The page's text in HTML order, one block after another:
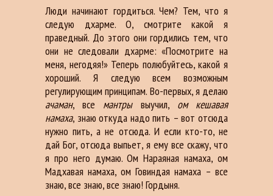
Люди начинают гордиться. Чем? Тем, что я
следую дхарме. О, смотрите какой я
праведный. До этого они гордились тем, что
они не следовали дхарме: «Посмотрите на
меня, негодяя!» Теперь полюбуйтесь, какой я
хороший. Я следую всем возможным
регулирующим принципам. Во-первых, я делаю
ачаман, все мантрывыучил, ом кешавая
намаха, знаю откуда надо пить – вот отсюда
нужно пить, а не отсюда. И если кто-то, не
дай Бог, отсюда выпьет, я ему все скажу, что
я про него думаю. Ом Нараяная намаха, ом
Мадхавая намаха, ом Говиндая намаха – все
знаю, все знаю, все знаю! Гордыня.